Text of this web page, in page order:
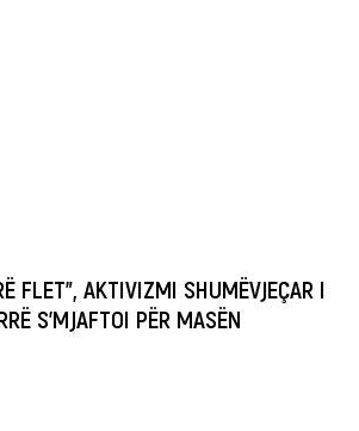
FLET”, AKTIVIZMI SHUMËVJEÇAR I
S’MJAFTOI PËR MASËN